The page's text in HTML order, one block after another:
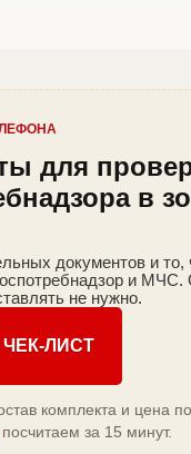
для
в
документов и то,
и МЧС.
не нужно.
ЛИСТ
комплекта и цена
за 15 минут.